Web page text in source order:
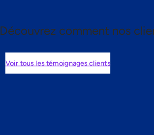
Découvrez comment nos
Voir tous les témoignages clients